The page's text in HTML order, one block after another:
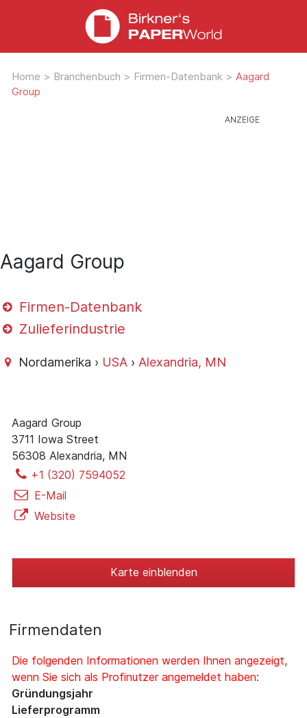
Home > Branchenbuch > Firmen-Datenbank > Aagard
Group
Aagard Group
Firmen-Datenbank
Zulieferindustrie
Nordamerika › USA › Alexandria, MN
Aagard Group
3711 Iowa Street
56308 Alexandria, MN
+1 (320) 7594052
E-Mail
Website
Karte einblenden
Firmendaten
Die folgenden Informationen werden Ihnen angezeigt,
wenn Sie sich als Profinutzer angemeldet haben:
Gründungsjahr
Lieferprogramm